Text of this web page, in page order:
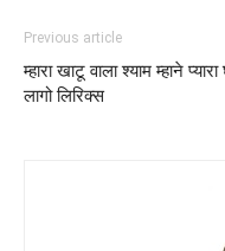
Previous article
म्हारा खाटू वाला श्याम म्हाने
लागो लिरिक्स